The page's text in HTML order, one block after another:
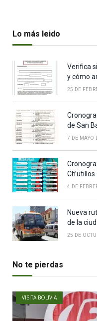
Lo más leido
Verifica
y cómo
25 DE
de San
7 DE MAYO
4 DE
Nueva
de la
25 DE
No te pierdas
VISITA BOLIVIA